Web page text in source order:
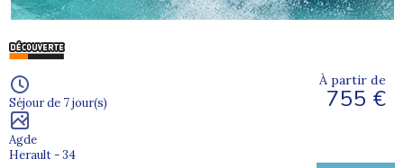
Séjour de 7 jour(s)
Agde
Herault - 34
À partir de
755 €